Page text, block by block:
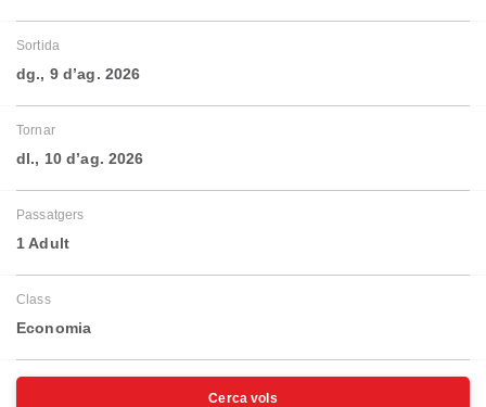
Sortida
dg., 9 d’ag. 2026
Tornar
dl., 10 d’ag. 2026
Passatgers
1 Adult
Class
Economia
Cerca vols